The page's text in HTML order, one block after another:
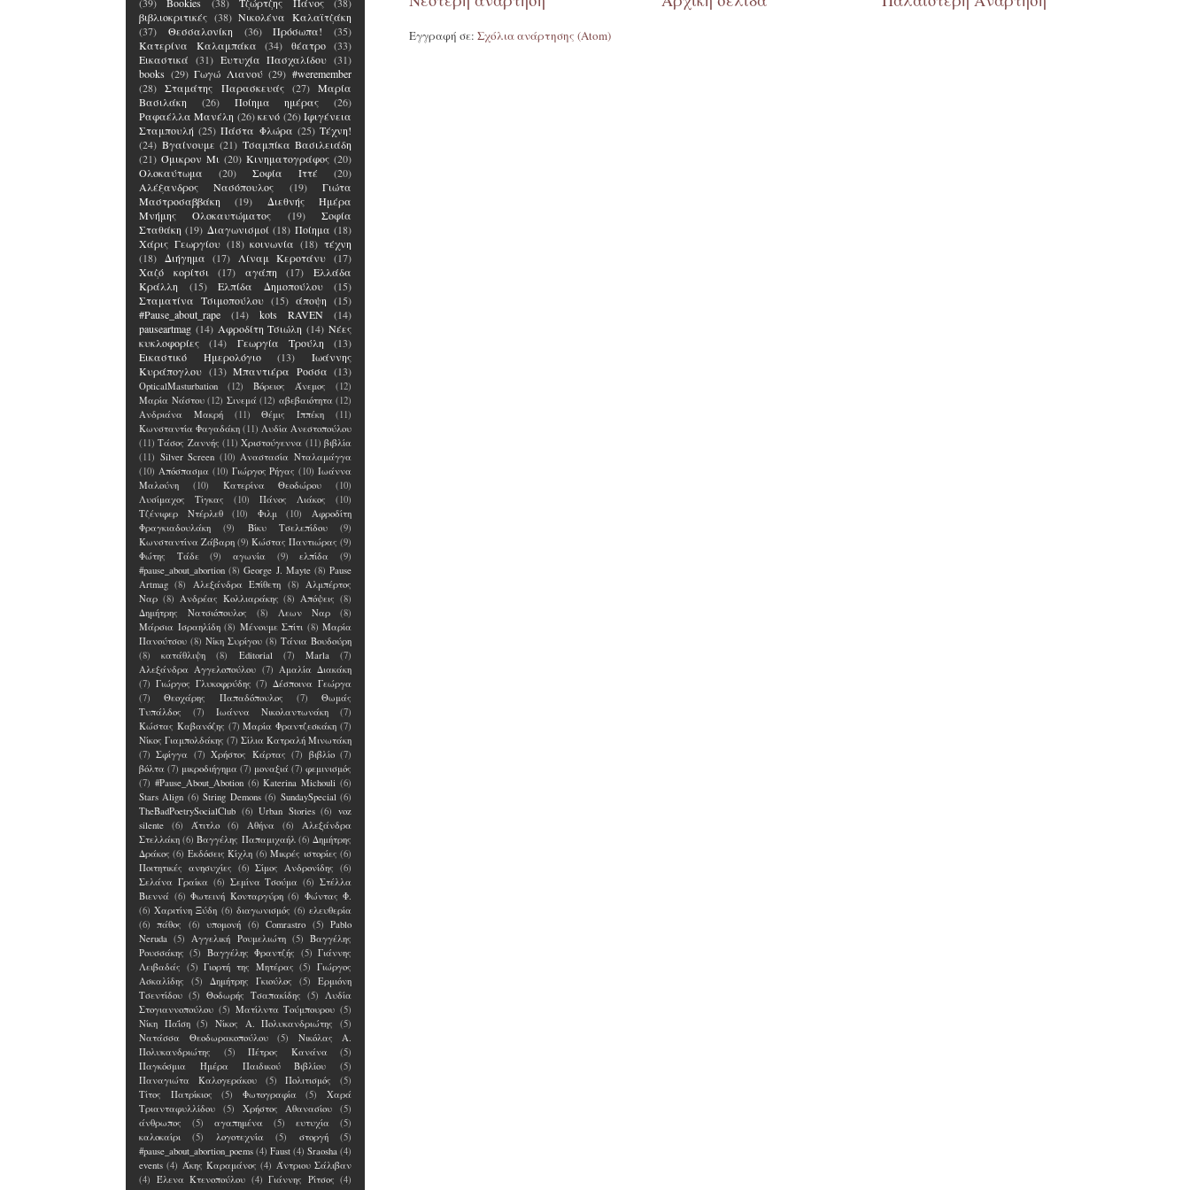
Εγγραφή σε: Σχόλια ανάρτησης (Atom)
βιβλιοκριτικές (38) Νικολένα Καλαϊτζάκη
(37)
Θεσσαλονίκη (36) Πρόσωπα!
(35)
Κατερίνα Καλαμπάκα
(34) θέατρο (33)
Εικαστικά (31) Ευτυχία Πασχαλίδου (31)
books (29) Γωγώ Λιανού (29) #weremember
(28) Σταμάτης Παρασκευάς (27) Μαρία
Βασιλάκη
(26) Ποίημα ημέρας
(26)
Ραφαέλλα Μανέλη (26) κενό (26) Ιφιγένεια
Σταμπουλή (25) Πάστα Φλώρα (25) Τέχνη!
(24) Βγαίνουμε (21) Τσαμπίκα Βασιλειάδη
(21) Όμικρον Μι (20) Κινηματογράφος (20)
Ολοκαύτωμα
(20) Σοφία Ιττέ
(20)
Αλέξανδρος Νασόπουλος
(19)
Γιώτα
Μαστροσαββάκη
(19)
Διεθνής Ημέρα
Μνήμης Ολοκαυτώματος
(19)
Σοφία
Σταθάκη (19) Διαγωνισμοί (18) Ποίημα (18)
Χάρις Γεωργίου (18) κοινωνία (18) τέχνη
(18)
Διήγημα (17) Λίναμ Κεροτάνυ (17)
Χαζό κορίτσι
(17) αγάπη (17)
Ελλάδα
Κράλλη
(15) Ελπίδα Δημοπούλου
(15)
Σταματίνα Τσιμοπούλου (15) άποψη (15)
#Pause_about_rape
(14) kots RAVEN
(14)
pauseartmag (14) Αφροδίτη Τσιώλη (14) Νέες
κυκλοφορίες
(14) Γεωργία Τρούλη
(13)
Εικαστικό Ημερολόγιο
(13)
Ιωάννης
Κυράπογλου (13) Μπαντιέρα Ροσσα (13)
OpticalMasturbation (12) Βόρειος Άνεμος
(12)
Μαρία Νάστου (12) Σινεμά (12) αβεβαιότητα (12)
Ανδριάνα Μακρή
(11) Θέμις Ιππέκη
(11)
Κωνσταντία Φαγαδάκη (11) Λυδία Ανεστοπούλου
(11) Τάσος Ζαννής (11) Χριστούγεννα (11) βιβλία
(11) Silver Screen (10) Αναστασία Νταλαμάγγα
(10) Απόσπασμα (10) Γιώργος Ρήγας (10) Ιωάννα
Μαλούνη
(10) Κατερίνα Θεοδώρου
(10)
Λυσίμαχος Τίγκας
(10) Πάνος Λιάκος
(10)
Τζένιφερ Ντέρλεθ
(10) Φιλμ (10)
Αφροδίτη
Φραγκιαδουλάκη
(9) Βίκυ Τσελεπίδου
(9)
Κωνσταντίνα Ζάβαρη (9) Κώστας Παντιώρας (9)
Φώτης Τάδε
(9) αγωνία (9) ελπίδα
(9)
#pause_about_abortion (8) George J. Mayte (8) Pause
Artmag (8) Αλεξάνδρα Επίθετη (8) Αλμπέρτος
Ναρ (8) Ανδρέας Κολλιαράκης (8) Απόψεις (8)
Δημήτρης Νατσιόπουλος
(8) Λεων Ναρ
(8)
Μάρσια Ισραηλίδη (8) Μένουμε Σπίτι (8) Μαρία
Πανούτσου (8) Νίκη Συρίγου (8) Τάνια Βουδούρη
(8)
κατάθλιψη (8) Editorial (7) Marla
(7)
Αλεξάνδρα Αγγελοπούλου (7) Αμαλία Διακάκη
(7) Γιώργος Γλυκοφρύδης (7) Δέσποινα Γεώργα
(7)
Θεοχάρης Παπαδόπουλος (7)
Θωμάς
Τυπάλδος
(7) Ιωάννα Νικολαντωνάκη
(7)
Κώστας Καβανόζης (7) Μαρία Φραντζεσκάκη (7)
Νίκος Γιαμπολδάκης (7) Σίλια Κατραλή Μινωτάκη
(7) Σφίγγα (7) Χρήστος Κάρτας (7) βιβλίο (7)
βόλτα (7) μικροδιήγημα (7) μοναξιά (7) φεμινισμός
(7) #Pause_About_Abotion (6) Katerina Michouli (6)
Stars Align (6) String Demons (6) SundaySpecial (6)
TheBadPoetrySocialClub (6) Urban Stories (6) voz
silente
(6) Άτιτλο (6) Αθήνα (6)
Αλεξάνδρα
Στελλάκη (6) Βαγγέλης Παπαμιχαήλ (6) Δημήτρης
Δράκος (6) Εκδόσεις Κίχλη (6) Μικρές ιστορίες (6)
Ποιτητικές ανησυχίες (6) Σίμος Ανδρονίδης (6)
Σελάνα Γραίκα (6) Σεμίνα Τσούμα (6) Στέλλα
Βιεννά (6) Φωτεινή Κονταργύρη (6) Φώντας Φ.
(6) Χαριτίνη Ξύδη (6) διαγωνισμός (6) ελευθερία
(6)
πάθος (6) υπομονή (6) Comrastro (5) Pablo
Neruda (5) Αγγελική Ρουμελιώτη (5) Βαγγέλης
Ρουσσάκης (5) Βαγγέλης Φραντζής (5) Γιάννης
Λειβαδάς (5) Γιορτή της Μητέρας (5) Γιώργος
Ασκαλίδης
(5) Δημήτρης Γκιούλος (5)
Ερμιόνη
Τσεντίδου (5) Θοδωρής Τσαπακίδης (5) Λυδία
Στογιαννοπούλου (5) Ματίλντα Τούμπουρου (5)
Νίκη Παΐση (5) Νίκος Α. Πολυκανδριώτης
(5)
Νατάσσα Θεοδωρακοπούλου
(5)
Νικόλας Α.
Πολυκανδριώτης
(5) Πέτρος Κανάνα
(5)
Παγκόσμια Ημέρα Παιδικού Βιβλίου
(5)
Παναγιώτα Καλογεράκου
(5) Πολιτισμός
(5)
Τίτος Πατρίκιος
(5) Φωτογραφία (5)
Χαρά
Τριανταφυλλίδου
(5) Χρήστος Αθανασίου
(5)
άνθρωπος
(5) αγαπημένα (5) ευτυχία
(5)
καλοκαίρι
(5) λογοτεχνία (5) στοργή
(5)
#pause_about_abortion_poems (4) Faust (4) Sraosha (4)
events (4) Άκης Καραμάνος (4) Άντριου Σάλιβαν
(4) Έλενα Kτενοπούλου (4) Γιάννης Ρίτσος (4)